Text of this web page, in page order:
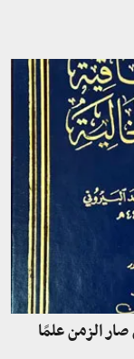
صار الزمن علمًا